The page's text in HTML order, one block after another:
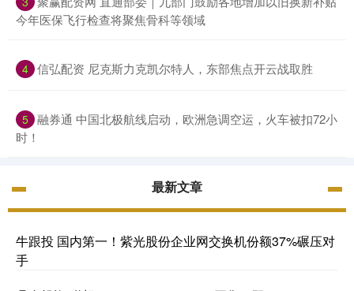
今年医保飞行检查将聚焦骨科等领域
4 信弘配资 尼克斯力克凯尔特人，东部焦点开云战取胜
5 融券通 中国北极航线启动，欧洲急调空运，火车被扣72小
时！
最新文章
牛跟投 国内第一！紫光股份企业网交换机份额37%碾压对
手